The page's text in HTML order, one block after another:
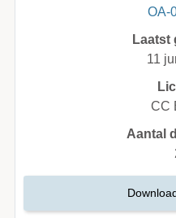
OA-
Laatst
11
CC
Aantal